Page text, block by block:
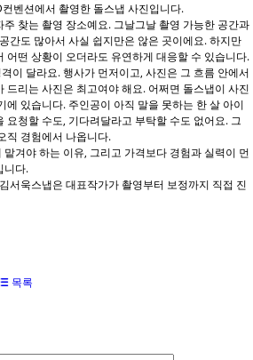
벤션에서 촬영한 돌스냅 사진입니다.
찾는 촬영 장소예요. 그날그날 촬영 가능한 공간과
간도 많아서 사실 쉽지만은 않은 곳이에요. 하지만
어떤 상황이 오더라도 유연하게 대응할 수 있습니다.
이 달라요. 행사가 먼저이고, 사진은 그 흐름 안에서
드리는 사진은 최고여야 해요. 어쩌면 돌스냅이 사진
에 있습니다. 주인공이 아직 말을 못하는 한 살 아이
요청할 수도, 기다려달라고 부탁할 수도 없어요. 그
직 경험에서 나옵니다.
겨야 하는 이유, 그리고 가격보다 경험과 실력이 먼
니다.
서욱스냅은 대표작가가 촬영부터 보정까지 직접 진
목록